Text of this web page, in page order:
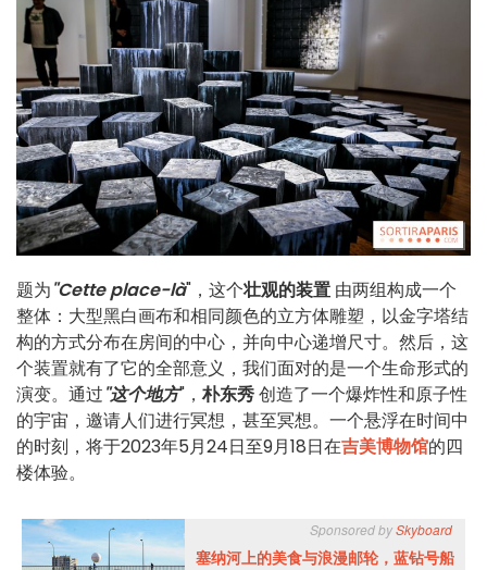
题为"Cette place-là"，这个壮观的装置 由两组构成一个
整体：大型黑白画布和相同颜色的立方体雕塑，以金字塔结
构的方式分布在房间的中心，并向中心递增尺寸。然后，这
个装置就有了它的全部意义，我们面对的是一个生命形式的
演变。通过"这个地方"，朴东秀创造了一个爆炸性和原子性
的宇宙，邀请人们进行冥想，甚至冥想。一个悬浮在时间中
的时刻，将于2023年5月24日至9月18日在吉美博物馆的四
楼体验。